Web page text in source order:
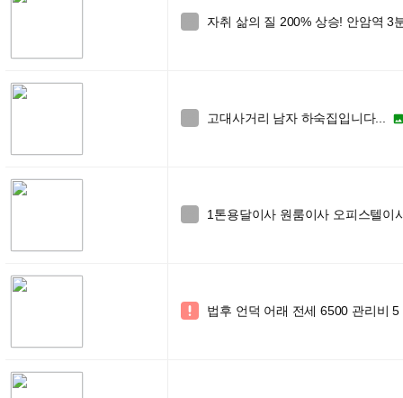
자취 삶의 질 200% 상승! 안암역 3
고대사거리 남자 하숙집입니다...
1톤용달이사 원룸이사 오피스텔
 법후 언덕 어래 전세 6500 관리비 5